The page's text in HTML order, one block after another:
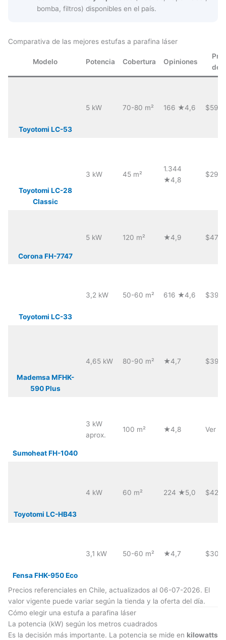
bomba, filtros) disponibles en el país.
Comparativa de las mejores estufas a parafina láser
Modelo Potencia Cobertura Opiniones
Toyotomi LC-53
5 kW 70-80 m² 166 ★4,6
Toyotomi LC-28
Classic
3 kW 45 m²
1.344
★4,8
Corona FH-7747
5 kW 120 m² ★4,9
Toyotomi LC-33
3,2 kW 50-60 m² 616 ★4,6
Mademsa MFHK-
590 Plus
4,65 kW 80-90 m² ★4,7
Sumoheat FH-1040
3 kW
aprox.
100 m² ★4,8 Ver
Toyotomi LC-HB43
4 kW 60 m² 224 ★5,0
Fensa FHK-950 Eco
3,1 kW 50-60 m² ★4,7
Precios referenciales en Chile, actualizados al 06-07-2026. El
valor vigente puede variar según la tienda y la oferta del día.
Cómo elegir una estufa a parafina láser
La potencia (kW) según los metros cuadrados
Es la decisión más importante. La potencia se mide en kilowatts